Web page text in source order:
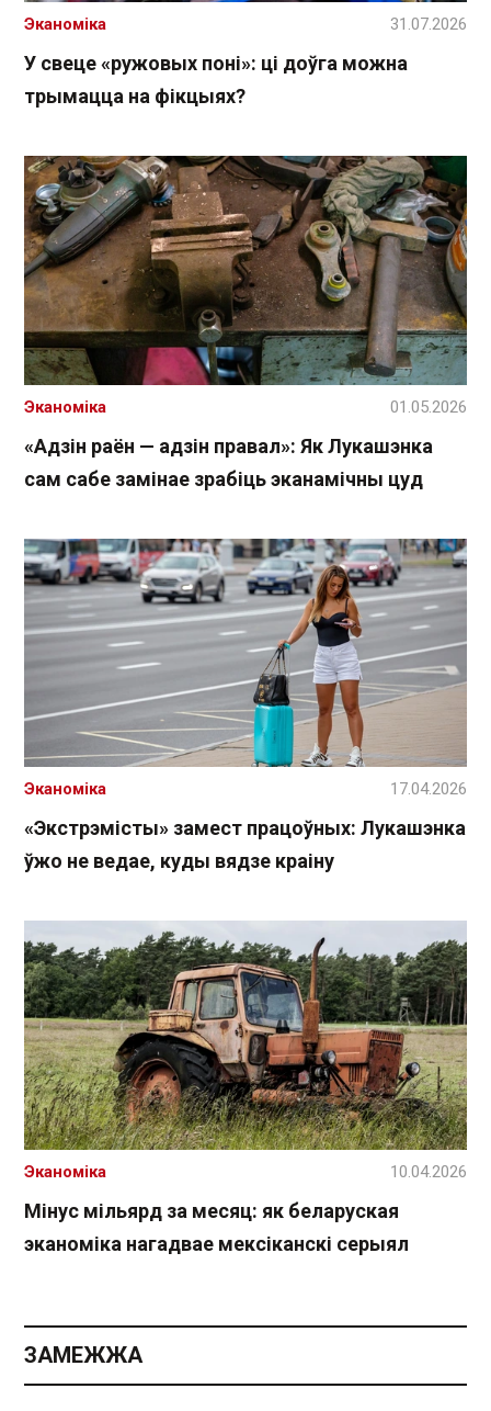
У свеце «ружовых поні»: ці доўга можна
трымацца на фікцыях?
Эканоміка 31.07.2026
«Адзін раён — адзін правал»: Як Лукашэнка
сам сабе замінае зрабіць эканамічны цуд
Эканоміка 01.05.2026
«Экстрэмісты» замест працоўных: Лукашэнка
ўжо не ведае, куды вядзе краіну
Эканоміка 17.04.2026
Мінус мільярд за месяц: як беларуская
эканоміка нагадвае мексіканскі серыял
Эканоміка 10.04.2026
ЗАМЕЖЖА